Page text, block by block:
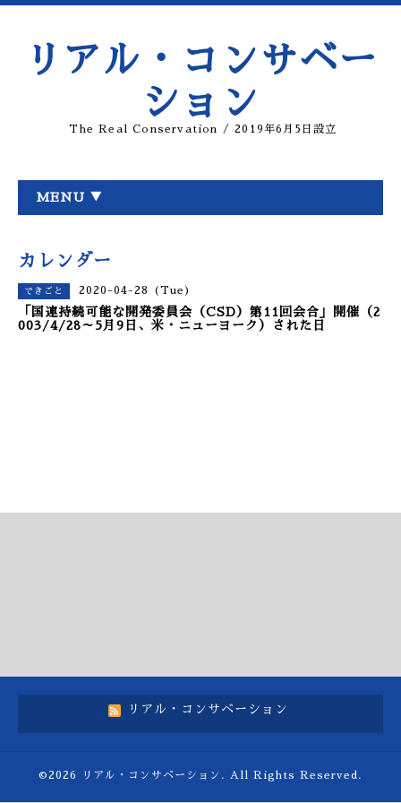
リアル・コンサベー
ション
The Real Conservation / 2019年6月5日設立
MENU ▼
カレンダー
できごと 2020-04-28 (Tue)
「国連持続可能な開発委員会（CSD）第11回会合」開催（2
003/4/28～5月9日、米・ニューヨーク）された日
リアル・コンサベーション
©2026 リアル・コンサベーション . All Rights Reserved.